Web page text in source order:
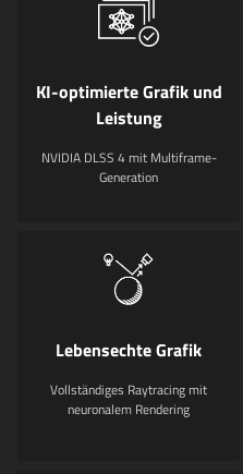
KI-optimierte Grafik und
Leistung
NVIDIA DLSS 4 mit Multiframe-
Generation
Lebensechte Grafik
Vollständiges Raytracing mit
neuronalem Rendering